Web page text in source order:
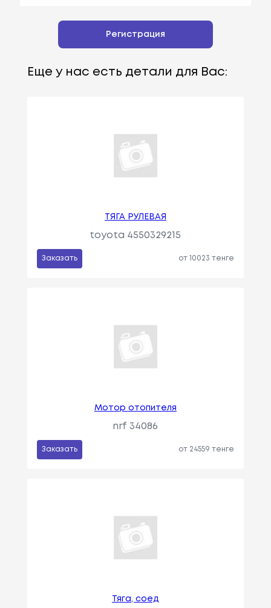
Регистрация
Еще у нас есть детали для Вас:
ТЯГА РУЛЕВАЯ
toyota 4550329215
Заказать от 10023 тенге
Мотор отопителя
nrf 34086
Заказать от 24559 тенге
Тяга, соед